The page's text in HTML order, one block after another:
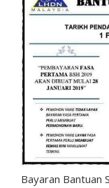
Bayaran Bantuan